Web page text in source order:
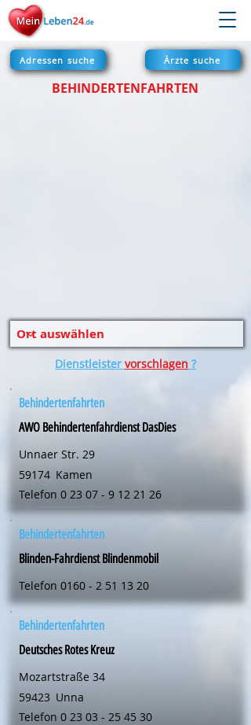
Adressen suche Ärzte suche
BEHINDERTENFAHRTEN
Dienstleister vorschlagen ?
Behindertenfahrten
AWO Behindertenfahrdienst DasDies
Unnaer Str. 29
59174 Kamen
Telefon 0 23 07 - 9 12 21 26
Behindertenfahrten
Blinden-Fahrdienst Blindenmobil
Telefon 0160 - 2 51 13 20
Behindertenfahrten
Deutsches Rotes Kreuz
Mozartstraße 34
59423 Unna
Telefon 0 23 03 - 25 45 30